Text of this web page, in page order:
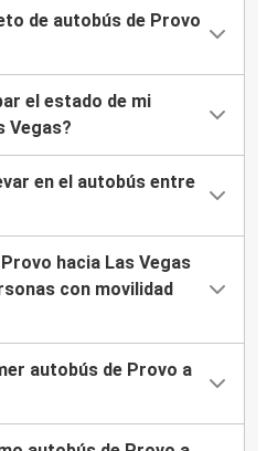
de autobús de Provo
el estado de mi
Vegas?
en el autobús entre
hacia Las Vegas
con movilidad
autobús de Provo a